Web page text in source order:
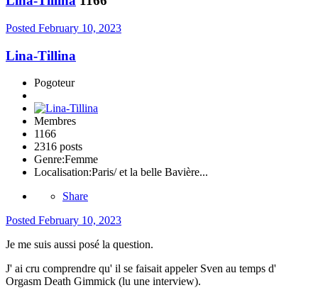
Posted February 10, 2023
Lina-Tillina
Pogoteur
Membres
1166
2316 posts
Genre:Femme
Localisation:Paris/ et la belle Bavière...
Share
Posted February 10, 2023
Je me suis aussi posé la question.
J' ai cru comprendre qu' il se faisait appeler Sven au temps d'
Orgasm Death Gimmick (lu une interview).